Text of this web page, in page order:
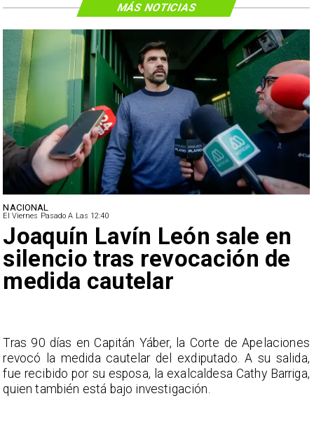
NACIONAL
El Viernes Pasado A Las 12:40
Joaquín Lavín León sale en
silencio tras revocación de
medida cautelar
Tras 90 días en Capitán Yáber, la Corte de Apelaciones
revocó la medida cautelar del exdiputado. A su salida,
fue recibido por su esposa, la exalcaldesa Cathy Barriga,
quien también está bajo investigación.
MÁS NOTICIAS